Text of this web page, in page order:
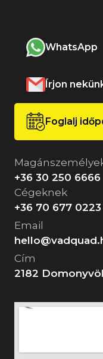
WhatsApp
Írjon
Foglalj
+36 30 250 6666
Cégeknek
+36 70 677 0223
Email
Cím
2182